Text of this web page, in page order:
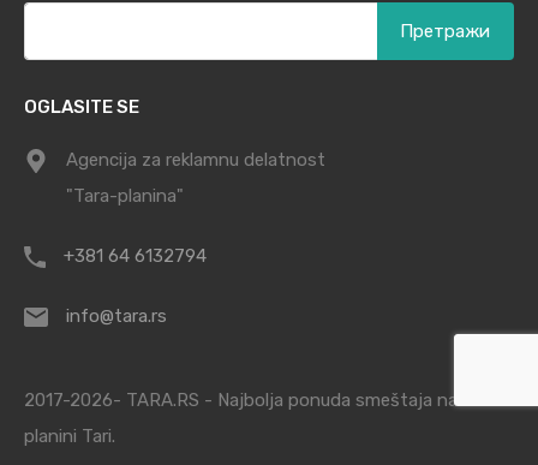
OGLASITE SE
Agencija za reklamnu delatnost
"Tara-planina"
+381 64 6132794
info@tara.rs
2017-2026- TARA.RS - Najbolja ponuda smeštaja na
planini Tari.